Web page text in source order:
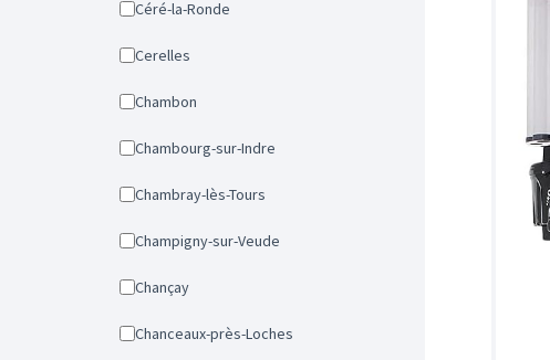
Céré-la-Ronde
Cerelles
Chambon
Chambourg-sur-Indre
Chambray-lès-Tours
Champigny-sur-Veude
Chançay
Chanceaux-près-Loches